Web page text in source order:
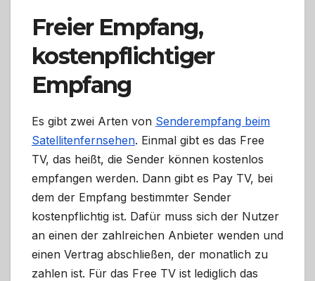
Freier Empfang,
kostenpflichtiger
Empfang
Es gibt zwei Arten von Senderempfang beim
Satellitenfernsehen. Einmal gibt es das Free
TV, das heißt, die Sender können kostenlos
empfangen werden. Dann gibt es Pay TV, bei
dem der Empfang bestimmter Sender
kostenpflichtig ist. Dafür muss sich der Nutzer
an einen der zahlreichen Anbieter wenden und
einen Vertrag abschließen, der monatlich zu
zahlen ist. Für das Free TV ist lediglich das